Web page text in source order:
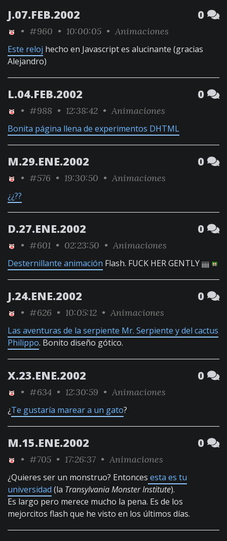
J.07.FEB.2002 0
• #960 • 10:00:05 • Animaciones
Este reloj hecho en Javascript es alucinante (gracias
Alejandro)
L.04.FEB.2002 0
• #988 • 12:38:42 • Animaciones
Bonita página llena de experimentos DHTML
M.29.ENE.2002 0
• #576 • 19:30:50 • Animaciones
¿¿??
D.27.ENE.2002 0
• #601 • 02:23:50 • Animaciones
Desternillante animación Flash. FUCK HER GENTLY ¡¡¡¡¡
J.24.ENE.2002 0
• #626 • 10:05:12 • Animaciones
Las aventuras de la serpiente Mr. Serpiente y del cactus
Philippo. Bonito diseño gótico.
X.23.ENE.2002 0
• #634 • 12:30:59 • Animaciones
¿Te gustaría marear a un gato?
M.15.ENE.2002 0
• #705 • 17:26:37 • Animaciones
¿Quieres ser un monstruo? Entonces esta es tu
universidad (la Transylvania Monster Institute).
Es largo pero merece mucho la pena. Es de los
mejorcitos flash que he visto en los últimos días.